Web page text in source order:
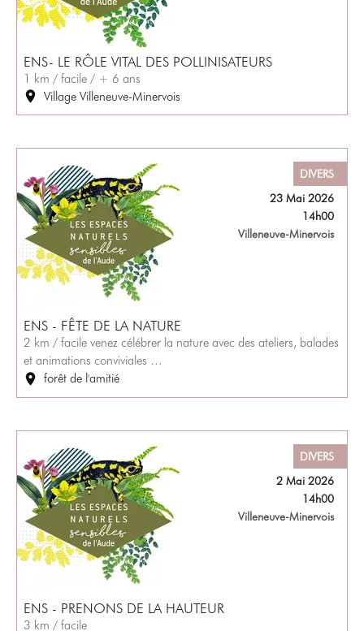
ENS- LE RÔLE VITAL DES POLLINISATEURS
1 km / facile / + 6 ans
Village Villeneuve-Minervois
DIVERS
23 Mai 2026
14h00
Villeneuve-Minervois
ENS - FÊTE DE LA NATURE
2 km / facile venez célébrer la nature avec des ateliers, balades
et animations conviviales …
forêt de l'amitié
DIVERS
2 Mai 2026
14h00
Villeneuve-Minervois
ENS - PRENONS DE LA HAUTEUR
3 km / facile